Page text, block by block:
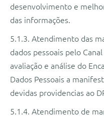
desenvolvimento e
das informações.
5.1.3. Atendimento das
dados pessoais pelo
avaliação e análise do
Dados Pessoais a
devidas providencias ao
5.1.4. Atendimento de